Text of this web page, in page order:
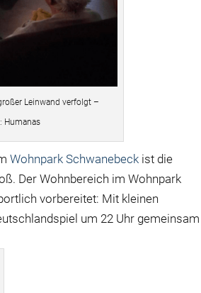
Leinwand verfolgt –
Humanas
Wohnpark Schwanebeck ist die
Der Wohnbereich im Wohnpark
vorbereitet: Mit kleinen
um 22 Uhr gemeinsam